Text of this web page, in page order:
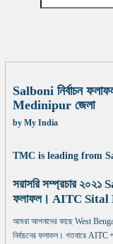
Salboni নির্বাচন
Medinipur জেলা
by My India
TMC is leading from
সরাসরি সম্প্রচার ২০২১
ফলাফল। AITC Sital
আমরা আপনাদের কাছে West
নির্বাচনের ফলাফল। গতবারে AITC